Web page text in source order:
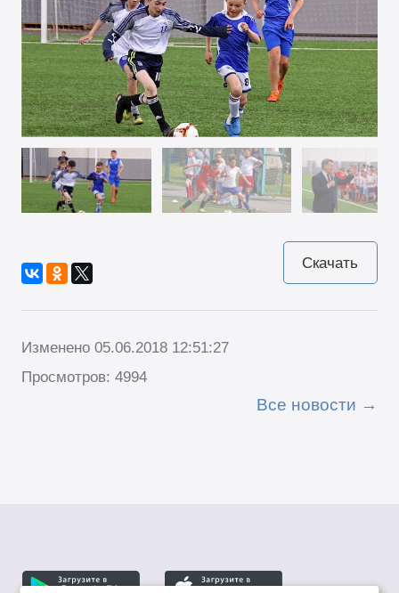
Скачать
Изменено 05.06.2018 12:51:27
Просмотров: 4994
Все новости